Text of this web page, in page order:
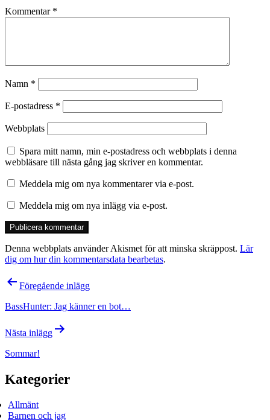
Kommentar *
Namn *
E-postadress *
Webbplats
Spara mitt namn, min e-postadress och webbplats i denna
webbläsare till nästa gång jag skriver en kommentar.
Meddela mig om nya kommentarer via e-post.
Meddela mig om nya inlägg via e-post.
Denna webbplats använder Akismet för att minska skräppost. Lär
dig om hur din kommentarsdata bearbetas.
Inläggsnavigering
Föregående inlägg
BassHunter: Jag känner en bot…
Nästa inlägg
Sommar!
Kategorier
Allmänt
Barnen och jag